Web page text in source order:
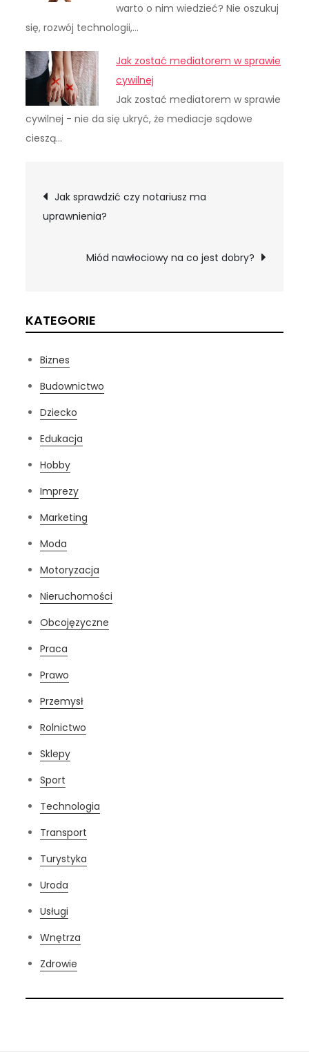
warto o nim wiedzieć? Nie oszukuj
się, rozwój technologii,…
Jak zostać mediatorem w sprawie
cywilnej
Jak zostać mediatorem w sprawie
cywilnej - nie da się ukryć, że mediacje sądowe
cieszą…
Nawigacja
wpisu
Jak sprawdzić czy notariusz ma
uprawnienia?
Miód nawłociowy na co jest dobry?
KATEGORIE
Biznes
Budownictwo
Dziecko
Edukacja
Hobby
Imprezy
Marketing
Moda
Motoryzacja
Nieruchomości
Obcojęzyczne
Praca
Prawo
Przemysł
Rolnictwo
Sklepy
Sport
Technologia
Transport
Turystyka
Uroda
Usługi
Wnętrza
Zdrowie